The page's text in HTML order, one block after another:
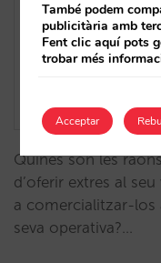
Quines són les
d’oferir extres al
a comercialitzar-los
seva operativa?…
També podem
publicitària amb
Fent clic aquí pots
trobar més
Acceptar